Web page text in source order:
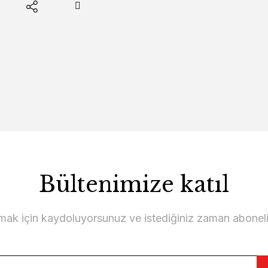
Bültenimize katıl
için kaydoluyorsunuz ve istediğiniz zaman